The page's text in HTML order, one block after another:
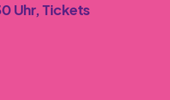
Uhr,Tickets